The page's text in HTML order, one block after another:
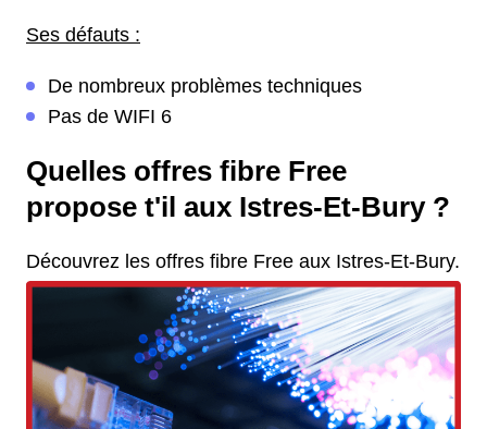
Ses défauts :
De nombreux problèmes techniques
Pas de WIFI 6
Quelles offres fibre Free
propose t'il aux Istres-Et-Bury ?
Découvrez les offres fibre Free aux Istres-Et-Bury.